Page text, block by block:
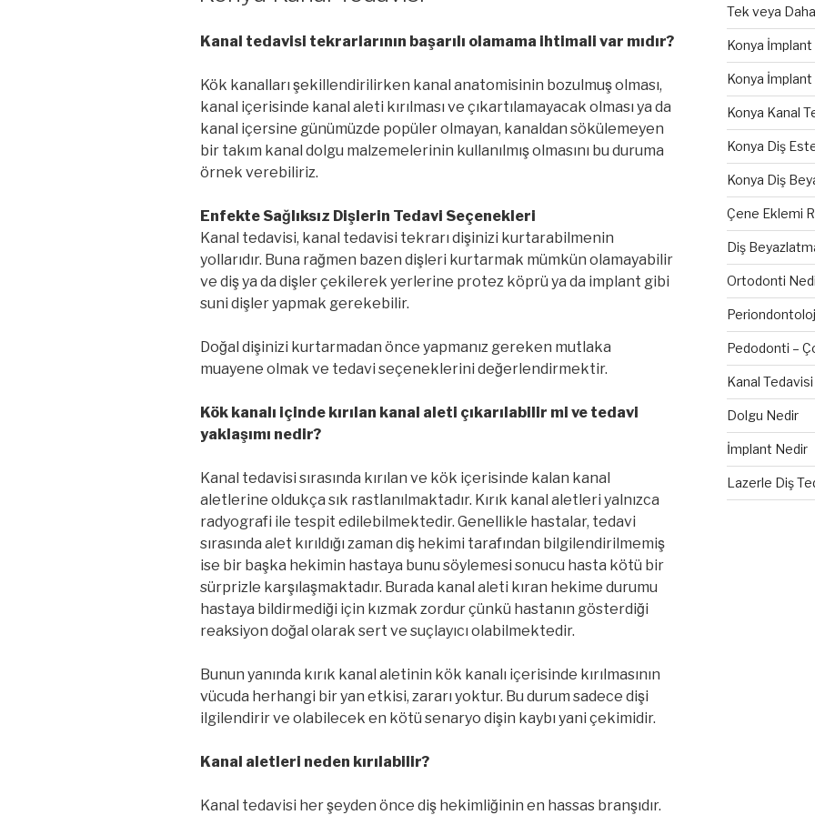
Kanal tedavisi tekrarlarının başarılı olamama ihtimali var mıdır?
Kök kanalları şekillendirilirken kanal anatomisinin bozulmuş olması,
kanal içerisinde kanal aleti kırılması ve çıkartılamayacak olması ya da
kanal içersine günümüzde popüler olmayan, kanaldan sökülemeyen
bir takım kanal dolgu malzemelerinin kullanılmış olmasını bu duruma
örnek verebiliriz.
Enfekte Sağlıksız Dişlerin Tedavi Seçenekleri
Kanal tedavisi, kanal tedavisi tekrarı dişinizi kurtarabilmenin
yollarıdır. Buna rağmen bazen dişleri kurtarmak mümkün olamayabilir
ve diş ya da dişler çekilerek yerlerine protez köprü ya da implant gibi
suni dişler yapmak gerekebilir.
Doğal dişinizi kurtarmadan önce yapmanız gereken mutlaka
muayene olmak ve tedavi seçeneklerini değerlendirmektir.
Kök kanalı içinde kırılan kanal aleti çıkarılabilir mi ve tedavi
yaklaşımı nedir?
Kanal tedavisi sırasında kırılan ve kök içerisinde kalan kanal
aletlerine oldukça sık rastlanılmaktadır. Kırık kanal aletleri yalnızca
radyografi ile tespit edilebilmektedir. Genellikle hastalar, tedavi
sırasında alet kırıldığı zaman diş hekimi tarafından bilgilendirilmemiş
ise bir başka hekimin hastaya bunu söylemesi sonucu hasta kötü bir
sürprizle karşılaşmaktadır. Burada kanal aleti kıran hekime durumu
hastaya bildirmediği için kızmak zordur çünkü hastanın gösterdiği
reaksiyon doğal olarak sert ve suçlayıcı olabilmektedir.
Bunun yanında kırık kanal aletinin kök kanalı içerisinde kırılmasının
vücuda herhangi bir yan etkisi, zararı yoktur. Bu durum sadece dişi
ilgilendirir ve olabilecek en kötü senaryo dişin kaybı yani çekimidir.
Kanal aletleri neden kırılabilir?
Kanal tedavisi her şeyden önce diş hekimliğinin en hassas branşıdır.
Tek veya
Konya İmplant
Konya İmplant
Konya Kanal
Konya Diş
Konya Diş
Çene Eklemi
Diş
Ortodonti
Pedodonti –
Kanal Tedavisi
Dolgu Nedir
İmplant Nedir
Lazerle Diş